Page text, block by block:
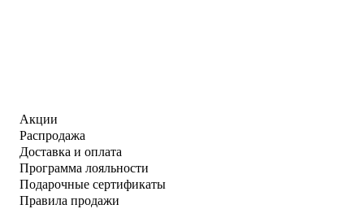
Акции
Распродажа
Доставка и оплата
Программа лояльности
Подарочные сертификаты
Правила продажи